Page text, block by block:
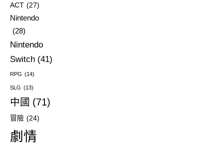
ACT (27)
Nintendo
(28)
Nintendo
Switch (41)
RPG (14)
SLG (13)
中國 (71)
冒險 (24)
劇情